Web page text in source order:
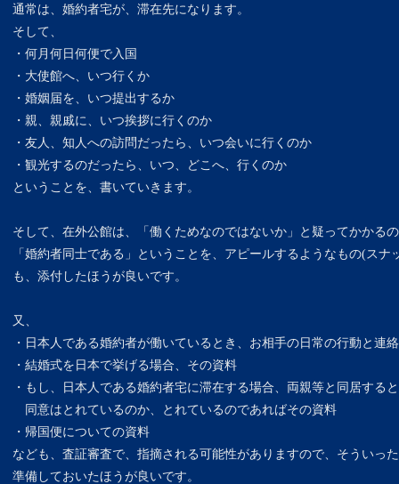
通常は、婚約者宅が、滞在先になります。
そして、
・何月何日何便で入国
・大使館へ、いつ行くか
・婚姻届を、いつ提出するか
・親、親戚に、いつ挨拶に行くのか
・友人、知人への訪問だったら、いつ会いに行くのか
・観光するのだったら、いつ、どこへ、行くのか
ということを、書いていきます。
そして、在外公館は、「働くためなのではないか」と疑ってかかる
「婚約者同士である」ということを、アピールするようなもの(スナ
も、添付したほうが良いです。
又、
・日本人である婚約者が働いているとき、お相手の日常の行動と連
・結婚式を日本で挙げる場合、その資料
・もし、日本人である婚約者宅に滞在する場合、両親等と同居する
同意はとれているのか、とれているのであればその資料
・帰国便についての資料
なども、査証審査で、指摘される可能性がありますので、そういっ
準備しておいたほうが良いです。